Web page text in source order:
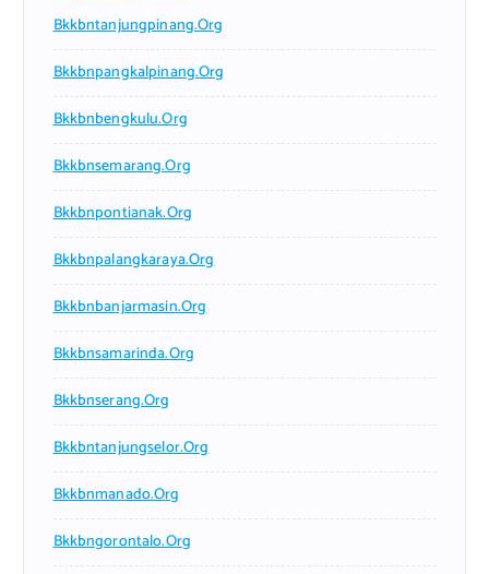
Bkkbntanjungpinang.org
Bkkbnpangkalpinang.org
Bkkbnbengkulu.org
Bkkbnsemarang.org
Bkkbnpontianak.org
Bkkbnpalangkaraya.org
Bkkbnbanjarmasin.org
Bkkbnsamarinda.org
Bkkbnserang.org
Bkkbntanjungselor.org
Bkkbnmanado.org
Bkkbngorontalo.org